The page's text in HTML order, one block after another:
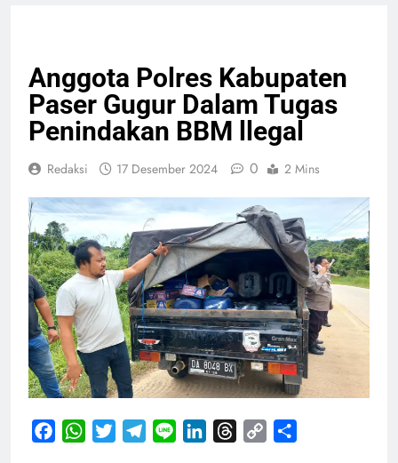
Anggota Polres Kabupaten
Paser Gugur Dalam Tugas
Penindakan BBM llegal
Redaksi 17 Desember 2024 0 2 Mins
FacebookWhatsApp
TwitterTelegram
Line LinkedInThreads
Copy